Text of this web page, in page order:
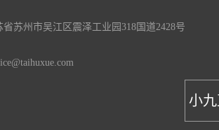
苏州市吴江区震泽工业园318国道2428号
小